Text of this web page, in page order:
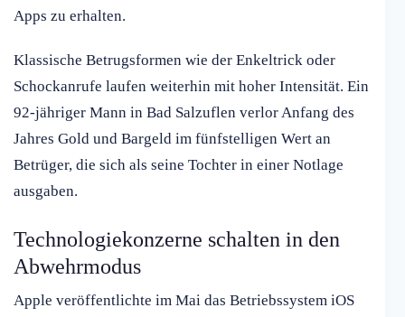
Apps zu erhalten.
Klassische Betrugsformen wie der Enkeltrick oder
Schockanrufe laufen weiterhin mit hoher Intensität. Ein
92-jähriger Mann in Bad Salzuflen verlor Anfang des
Jahres Gold und Bargeld im fünfstelligen Wert an
Betrüger, die sich als seine Tochter in einer Notlage
ausgaben.
Technologiekonzerne schalten in den
Abwehrmodus
Apple veröffentlichte im Mai das Betriebssystem iOS